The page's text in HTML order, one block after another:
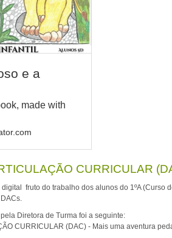
e a
made with
CURRICULAR
fruto do trabalho dos alunos do 1ºA
Diretora de Turma foi a seguinte:
CURRICULAR (DAC) - Mais uma aventura